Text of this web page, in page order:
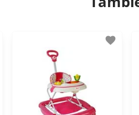
favorite